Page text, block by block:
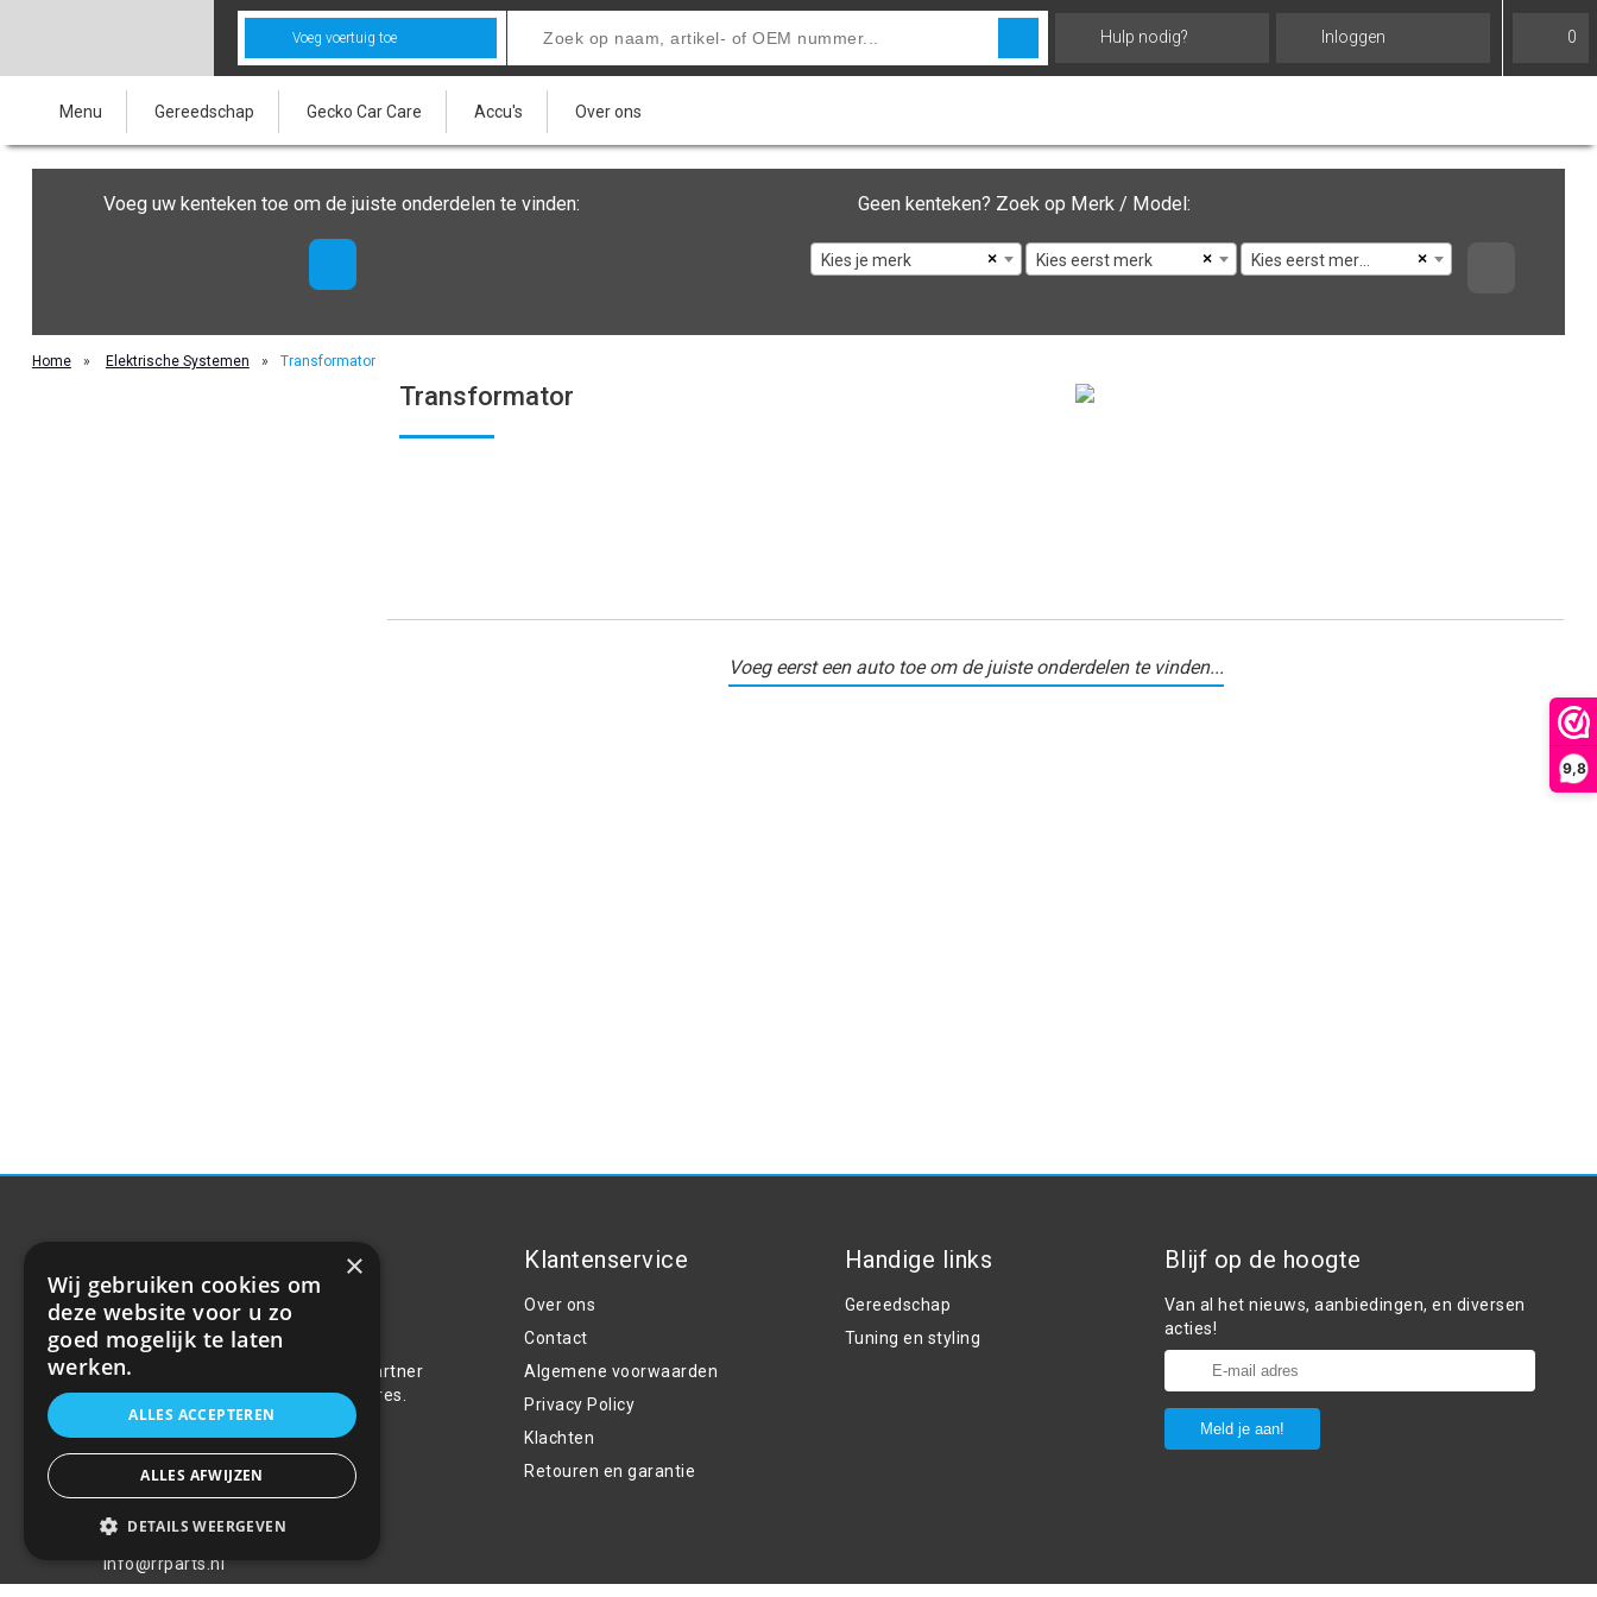
9,8
Voeg voertuig toe Hulp nodig? Inloggen 0
Menu Gereedschap Gecko Car Care Accu's Over ons
Voeg uw kenteken toe om de juiste onderdelen te vinden: Geen kenteken? Zoek op Merk / Model:
×
Kies je merk ×
Kies eerst merk ×
Home » Elektrische Systemen » Transformator
Transformator
Voeg eerst een auto toe om de juiste onderdelen te vinden...
Over ons
Welkom bij R&R Parts Automotive, uw partner
voor de aanschaf van alle auto accessoires.
Wij doen er alles aan de beste selectie,
service & prijs te bieden.
Contact
+31(0)85 486 83 17
info@rrparts.nl
Klantenservice
Over ons
Contact
Algemene voorwaarden
Privacy Policy
Klachten
Retouren en garantie
Handige links
Gereedschap
Tuning en styling
Blijf op de hoogte
Van al het nieuws, aanbiedingen, en diversen
acties!
×
Wij gebruiken cookies om
deze website voor u zo
goed mogelijk te laten
werken.
ALLES ACCEPTEREN
ALLES AFWIJZEN
DETAILS WEERGEVEN